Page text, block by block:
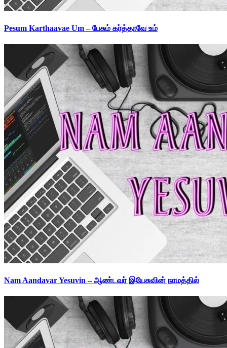
Pesum Karthaavae Um – பேசும் கர்த்தாவே உம்
Nam Aandavar Yesuvin – ஆண்டவர் இயேசுவின் நாமத்தில்